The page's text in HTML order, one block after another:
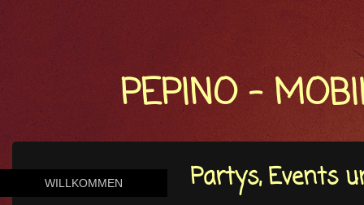
PEPINO -
WILLKOMMEN Partys, Events